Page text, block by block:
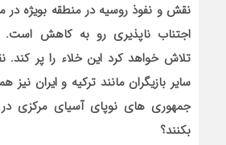
نقش و نفوذ روسیه در منطقه بویژه در
اجتناب ناپذیری رو به کاهش
تلاش خواهد کرد این خلاء را پر کند.
سایر بازیگران مانند ترکیه و ایران
جمهوری های نوپای آسیای مرکزی
بکنند؟